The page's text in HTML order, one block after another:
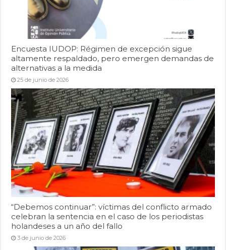
Encuesta IUDOP: Régimen de excepción sigue
altamente respaldado, pero emergen demandas de
alternativas a la medida
25 de junio de 2026
“Debemos continuar”: víctimas del conflicto armado
celebran la sentencia en el caso de los periodistas
holandeses a un año del fallo
3 de junio de 2026